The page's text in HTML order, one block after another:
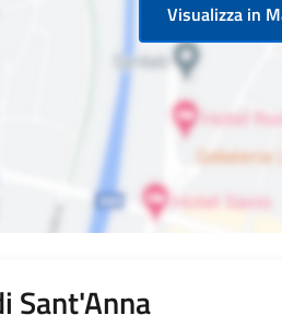
Visualizza in
Sant'Anna